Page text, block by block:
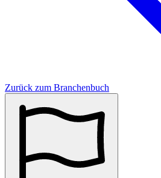
Zurück zum Branchenbuch